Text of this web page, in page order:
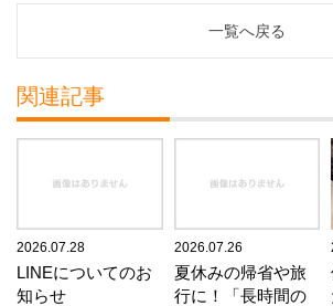
一覧へ戻る
関連記事
2026.07.28
LINEについてのお
知らせ
2026.07.26
夏休みの帰省や旅
行に！「長時間の